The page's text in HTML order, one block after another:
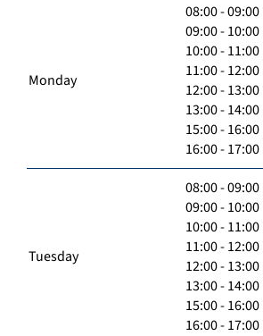
Monday
08:00 - 09:00
09:00 - 10:00
10:00 - 11:00
11:00 - 12:00
12:00 - 13:00
13:00 - 14:00
15:00 - 16:00
16:00 - 17:00
Tuesday
08:00 - 09:00
09:00 - 10:00
10:00 - 11:00
11:00 - 12:00
12:00 - 13:00
13:00 - 14:00
15:00 - 16:00
16:00 - 17:00